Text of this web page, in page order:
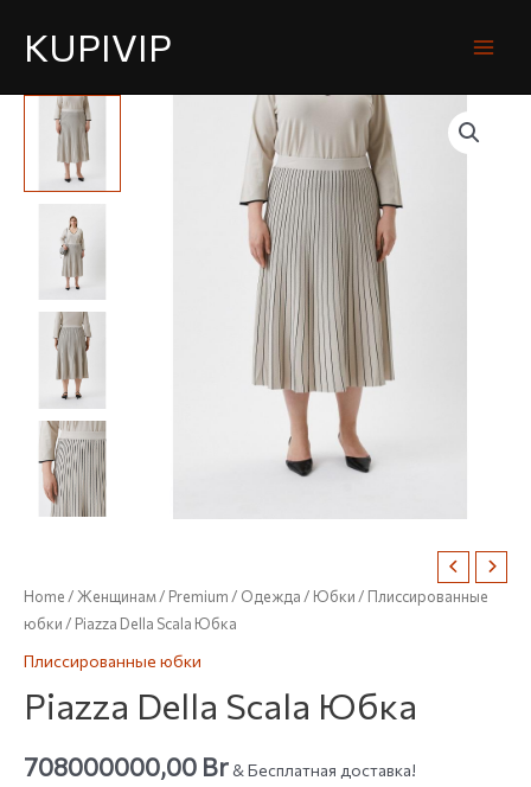
KUPIVIP
Home / Женщинам/ Premium / Одежда / Юбки / Плиссированные
юбки / Piazza Della Scala Юбка
Плиссированные юбки
Piazza Della Scala Юбка
708000000,00 Br& Бесплатная доставка!